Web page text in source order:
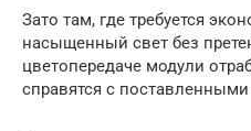
Зато там, где требуется
насыщенный свет без
цветопередаче модули
справятся с